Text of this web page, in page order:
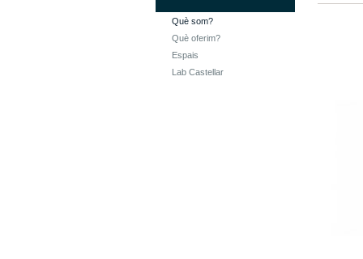
Què som?
Què oferim?
Espais
Lab Castellar